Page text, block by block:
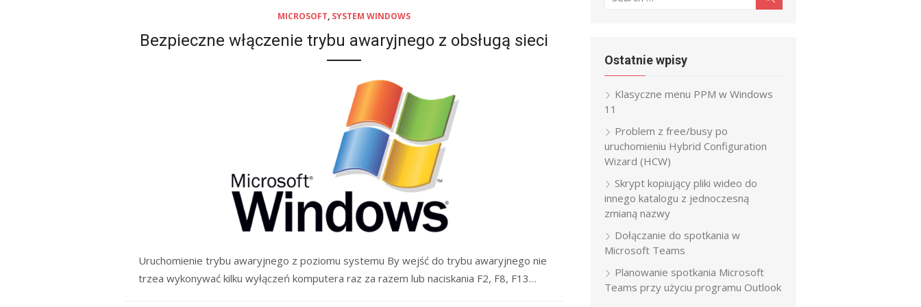
MICROSOFT, SYSTEM WINDOWS
Bezpieczne włączenie trybu awaryjnego z obsługą sieci
Uruchomienie trybu awaryjnego z poziomu systemu By wejść do trybu awaryjnego nie
trzea wykonywać kilku wyłączeń komputera raz za razem lub naciskania F2, F8, F13…
Ostatnie wpisy
Klasyczne menu PPM w Windows
11
Problem z free/busy po
uruchomieniu Hybrid Configuration
Wizard (HCW)
Skrypt kopiujący pliki wideo do
innego katalogu z jednoczesną
zmianą nazwy
Dołączanie do spotkania w
Microsoft Teams
Planowanie spotkania Microsoft
Teams przy użyciu programu Outlook